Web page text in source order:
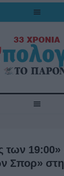
των 19:00»
Σπορ»